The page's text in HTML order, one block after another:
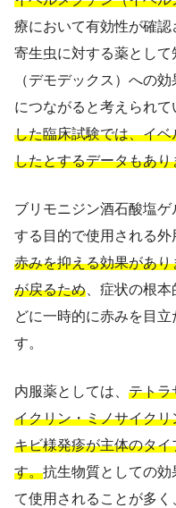
療において有効性が確
寄生虫に対する薬とし
（デモデックス）への
につながると考えられて
した臨床試験では、イ
したとするデータもあり
ブリモニジン酒石酸塩
する目的で使用される外
赤みを抑える効果があ
が戻るため 、症状の根
どに一時的に赤みを目
す。
内服薬としては、 テトラ
イクリン・ミノサイク
キビ様発疹が主体のタ
す。抗生物質としての
て使用されることが多